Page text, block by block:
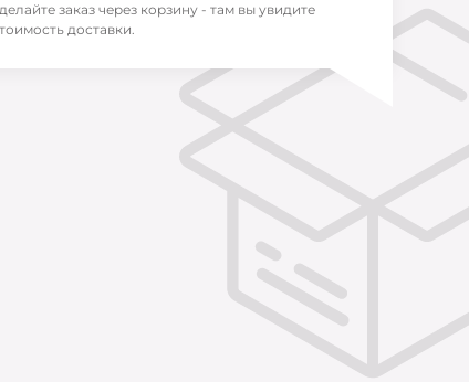
заказ через корзину - там вы увидите
доставки.